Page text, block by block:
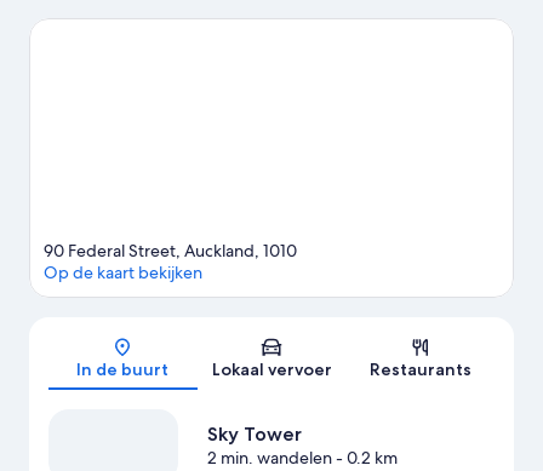
bezienswaardigheden in de buurt verkennen? Ga dan naar
Kaart
90 Federal Street, Auckland, 1010
Op de kaart bekijken
In de buurt Lokaal vervoer Restaurants
Sky Tower
2 min. wandelen- 0.2 km